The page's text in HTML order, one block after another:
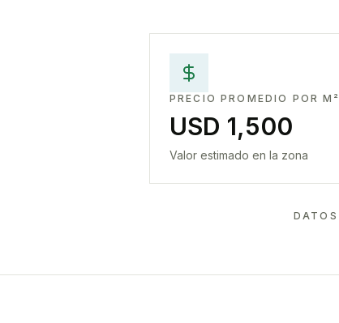
PRECIO PROMEDIO POR M²
USD 1,500
Valor estimado en la zona